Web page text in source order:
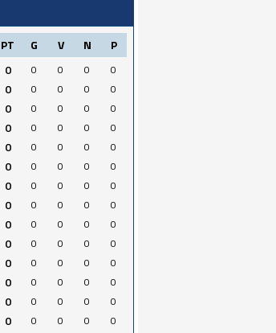
PT G V N P
0 0 0 0
0
0 0 0 0
0
0 0 0 0
0
0 0 0 0
0
0 0 0 0
0
0 0 0 0
0
0 0 0 0
0
0 0 0 0
0
0 0 0 0
0
0 0 0 0
0
0 0 0 0
0
0 0 0 0
0
0 0 0 0
0
0 0 0 0
0